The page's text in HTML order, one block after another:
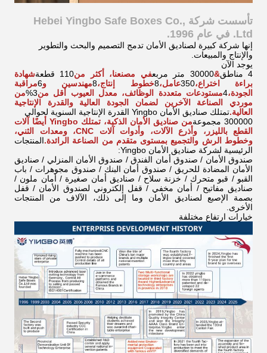
تأسست شركة Hebei Yingbo Safe Boxes Co.,
Ltd. في عام 1996.
إنها شركة كبيرة لصناديق الأمان تدمج التصميم والبحث والتطوير
والإنتاج والمبيعات.
يوجد الآن
4 مناطق
&30000 متر مربع في مصنعنا، أكثر من110 قطعة
شهادة
براءة اختراع،350عامل،8خطوط إنتاج،8مهندسين و6مراقبة
الجودة،4مستودعات متعددة الوظائف، معدل العيوب أقل من3%
من
موردي الصناعة الآخرين لضمان الجودة العالية والقدرة الإنتاجية
العالية.تمتلك صناديق الأمان Yingbo القدرة الإنتاجية السنوية لحوالي
300000 مجموعة
من صناديق الأمان الذكية، تمتلك Yingbo أيضًا آلات
القطع بالليزر، وأذرع الآلات، وأدوات آلات CNC، ومعدات الثني،
وخطوط الرش والتجميع بمستوى متقدم من الصناعة الرائدة.المنتجات
الرئيسية لشركة صناديق الأمان Yingbo:
صندوق الأمان / صندوق أمان الفندق / صندوق الأمان المنزلي / صناديق
الأمان المضادة للحريق / صندوق أمان البنك / صندوق مجوهرات / باب
القبو / قبو متحرك / خزنة سلاح / صناديق أمان صغيرة / أمان ملون /
صناديق مفاتيح / أمان مخفي / قفل إلكتروني لصندوق الأمان / قفل
بصمة الإصبع لصناديق الأمان وما إلى ذلك، الآلاف من المنتجات
الأخرى.
خيارات ارتفاع مختلفة